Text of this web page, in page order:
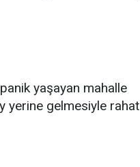
yaşayan mahalle
yerine gelmesiyle rahat